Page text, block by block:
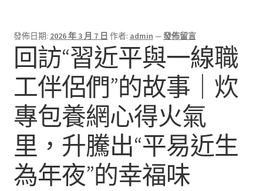
發佈日期: 2026 年 3 月 7 日 作者: admin —發佈留言
回訪“習近平與一線職
工伴侶們”的故事｜炊
專包養網心得火氣
里，升騰出“平易近生
為年夜”的幸福味